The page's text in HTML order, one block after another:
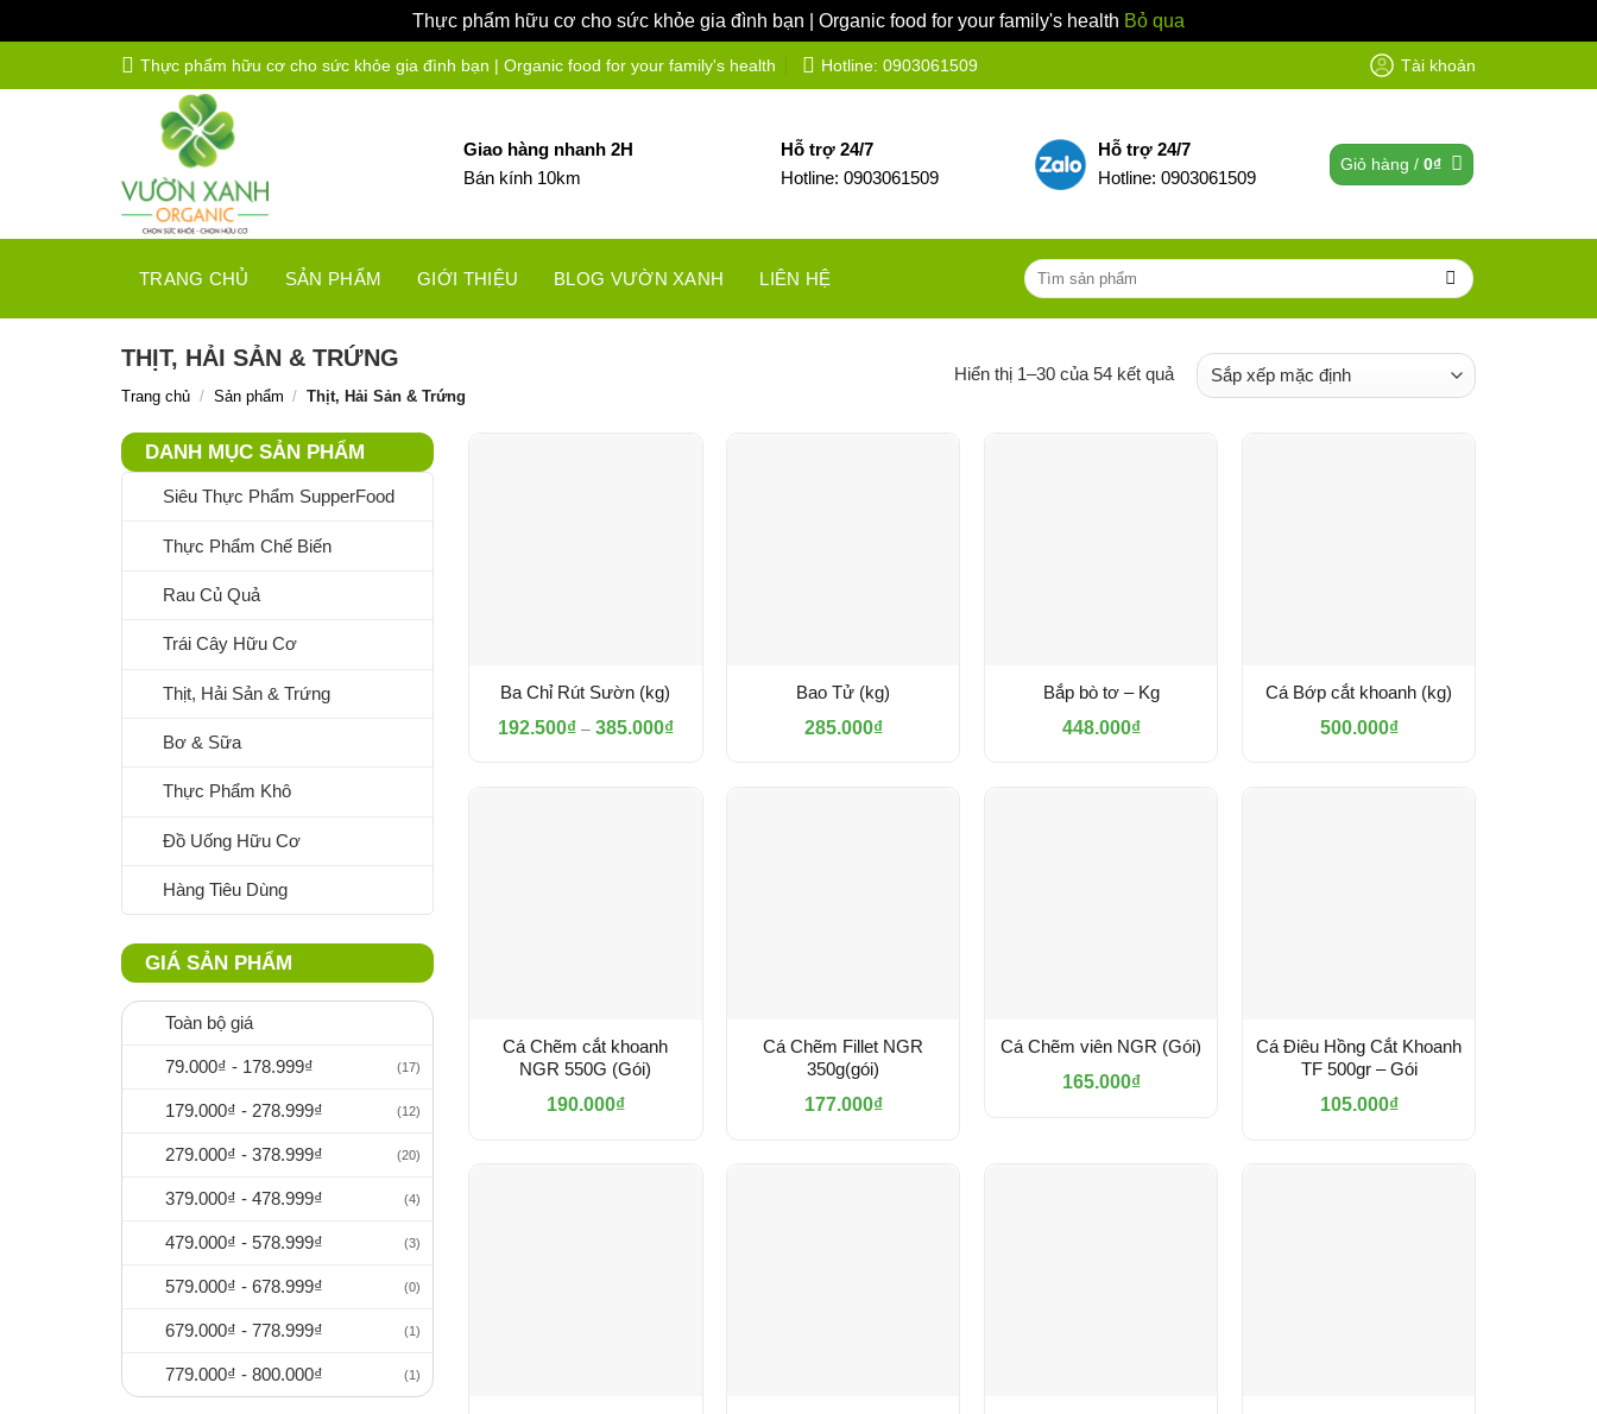
Thực phẩm hữu cơ cho sức khỏe gia đình bạn | Organic food for your family's health Bỏ qua
qua
Thực phẩm hữu cơ cho sức khỏe gia đình bạn | Organic food for your family's health Hotline: 0903061509 Tài khoản
Giao hàng nhanh 2H
Bán kính 10km
Hỗ trợ 24/7
Hotline: 0903061509
Hỗ trợ 24/7
Hotline: 0903061509
Giỏ hàng /0₫
TRANG CHỦ SẢN PHẨM GIỚI THIỆU BLOG VƯỜN XANH LIÊN HỆ
Tìm
kiếm:
THỊT, HẢI SẢN & TRỨNG
Trang chủ / Sản phẩm / Thịt, Hải Sản & Trứng
Hiển thị 1–30 của 54 kết quả
DANH MỤC SẢN PHẨM
Siêu Thực Phẩm SupperFood
Thực Phẩm Chế Biến
Rau Củ Quả
Trái Cây Hữu Cơ
Thịt, Hải Sản & Trứng
Bơ & Sữa
Thực Phẩm Khô
Đồ Uống Hữu Cơ
Hàng Tiêu Dùng
GIÁ SẢN PHẨM
Toàn bộ giá
79.000₫ - 178.999₫ (17)
179.000₫ - 278.999₫ (12)
279.000₫ - 378.999₫ (20)
379.000₫ - 478.999₫ (4)
479.000₫ - 578.999₫ (3)
579.000₫ - 678.999₫ (0)
679.000₫ - 778.999₫ (1)
779.000₫ - 800.000₫ (1)
Ba Chỉ Rút Sườn (kg)
192.500₫ – 385.000₫Khoảng
Bao Tử (kg)
285.000₫
Bắp bò tơ – Kg
448.000₫
Cá Bớp cắt khoanh (kg)
500.000₫
Cá Chẽm cắt khoanh
NGR 550G (Gói)
190.000₫
Cá Chẽm Fillet NGR
350g(gói)
177.000₫
Cá Chẽm viên NGR (Gói)
165.000₫
Cá Điêu Hồng Cắt Khoanh
TF 500gr – Gói
105.000₫